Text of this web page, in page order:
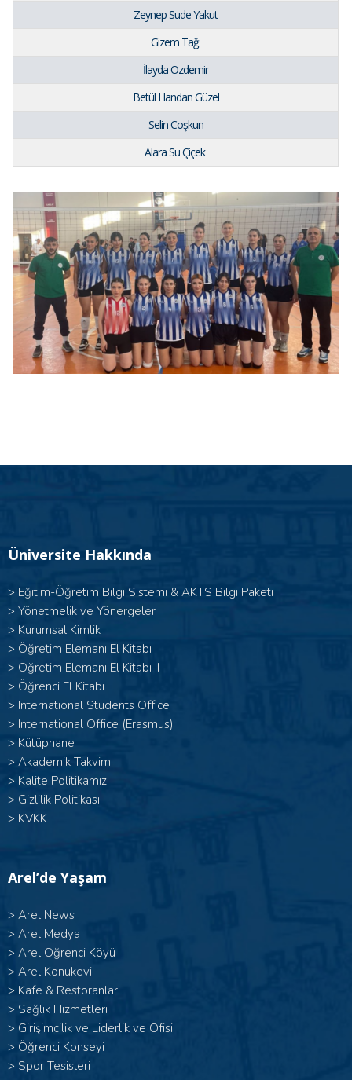
Zeynep Sude Yakut
Gizem Tağ
İlayda Özdemir
Betül Handan Güzel
Selin Coşkun
Alara Su Çiçek
Üniversite Hakkında
> Eğitim-Öğretim Bilgi Sistemi & AKTS Bilgi Paketi
> Yönetmelik ve Yönergeler
> Kurumsal Kimlik
> Öğretim Elemanı El Kitabı I
> Öğretim Elemanı El Kitabı II
> Öğrenci El Kitabı
> International Students Office
> International Office (Erasmus)
> Kütüphane
> Akademik Takvim
> Kalite Politikamız
> Gizlilik Politikası
> KVKK
Arel’de Yaşam
> Arel News
> Arel Medya
> Arel Öğrenci Köyü
> Arel Konukevi
> Kafe & Restoranlar
> Sağlık Hizmetleri
> Girişimcilik ve Liderlik ve Ofisi
> Öğrenci Konseyi
> Spor Tesisleri